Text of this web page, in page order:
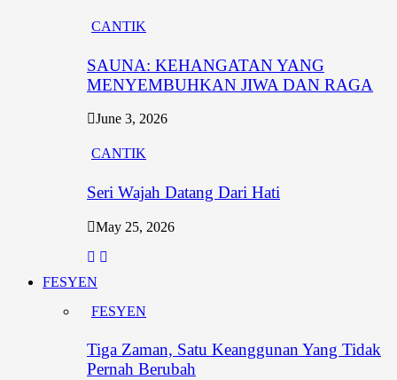
CANTIK
SAUNA: KEHANGATAN YANG
MENYEMBUHKAN JIWA DAN RAGA
June 3, 2026
CANTIK
Seri Wajah Datang Dari Hati
May 25, 2026
FESYEN
FESYEN
Tiga Zaman, Satu Keanggunan Yang Tidak
Pernah Berubah